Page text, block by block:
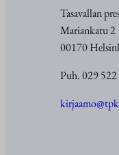
Tasavallan
Mariankatu 2
00170
Puh. 029